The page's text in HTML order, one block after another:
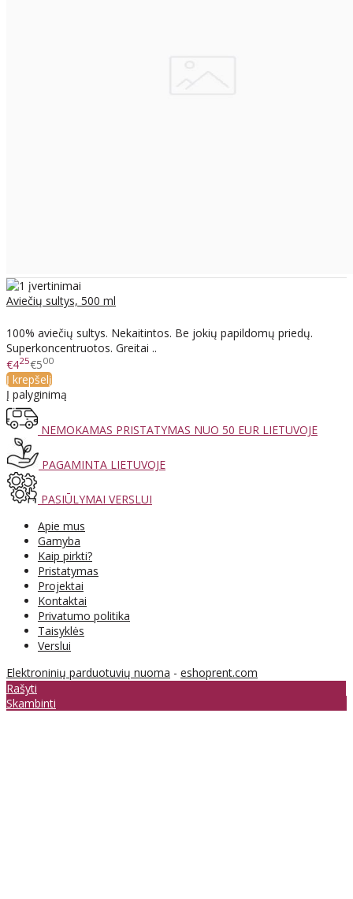
Aviečių sultys, 500 ml
100% aviečių sultys. Nekaitintos. Be jokių papildomų priedų.
Superkoncentruotos. Greitai ..
€425€500
Į krepšelį
Į palyginimą
NEMOKAMAS PRISTATYMAS NUO 50 EUR LIETUVOJE
PAGAMINTA LIETUVOJE
PASIŪLYMAI VERSLUI
Apie mus
Gamyba
Kaip pirkti?
Pristatymas
Projektai
Kontaktai
Privatumo politika
Taisyklės
Verslui
Elektroninių parduotuvių nuoma - eshoprent.com
Rašyti
Skambinti